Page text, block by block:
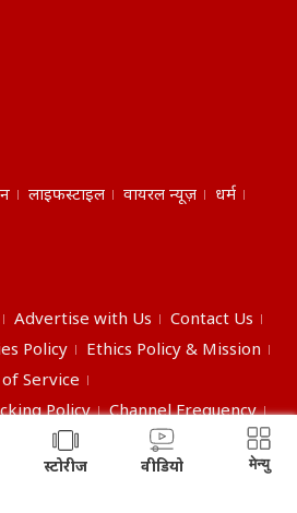
लाइफस्टाइल वायरल न्यूज़
धर्म
Advertise with Us
Contact Us
Policy
Ethics Policy & Mission
Service
Policy
Channel Frequency
reserved.
स्टोरीज वीडियो मेन्यु